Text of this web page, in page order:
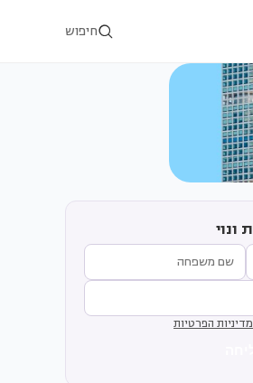
חיפוש
ונוי
מדיניות הפרטיות